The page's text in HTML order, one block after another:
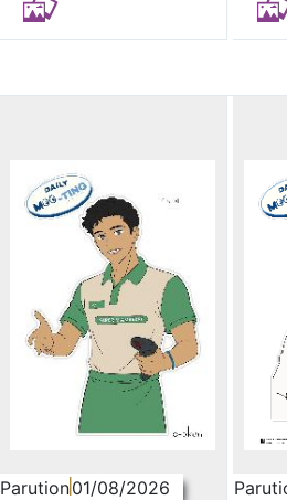
Parution01/08/2026